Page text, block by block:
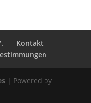
Kontakt
| Powered by